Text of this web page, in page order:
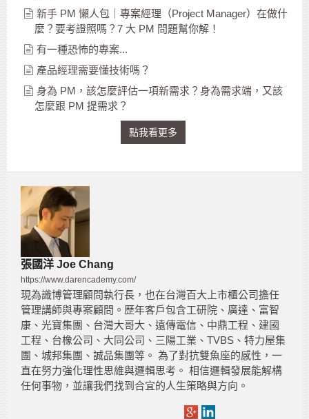
新手 PM 懶人包｜專案經理（Project Manager）在做什
麼？要考證照嗎？7 大 PM 問題幫你解！
有一種恐怖的專案...
產品經理需要懂技術嗎？
身為 PM，該怎麼評估一項新需求？身為需求端，又該
怎麼跟 PM 提需求？
點我看更多
張國洋 Joe Chang
https://www.darencademy.com/
現為識博管理顧問執行長，也在台灣百大上市櫃公司擔任
管理講師與專案顧問。歷年客戶包含工研院、廣達、富智
康、光寶集團、台灣大哥大、遠傳電信、中鼎工程、建國
工程、台橡公司、大同公司、三陽工業、TVBS、特力屋集
團、城邦集團、誠品集團等。 為了對抗雙魚座的感性，一
直在努力強化理性思維與邏輯思考。 相信邏輯發展能解構
任何事物，並讓我們找到合宜的人生策略與方向。